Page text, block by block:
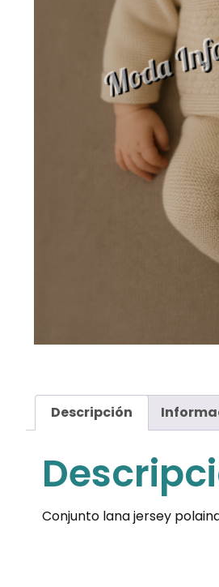
Descripción
Conjunto lana jersey